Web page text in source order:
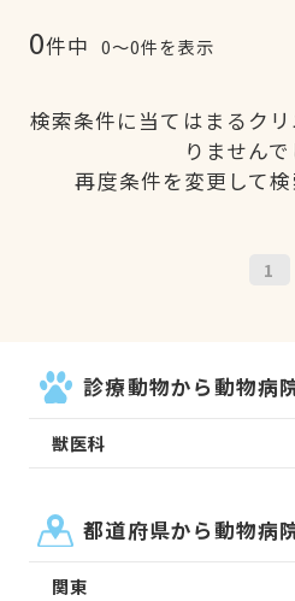
0件中 0〜0件を表示
検索条件に当てはまるク
りませんで
再度条件を変更して検
1
診療動物から動物病
獣医科
都道府県から動物病
関東